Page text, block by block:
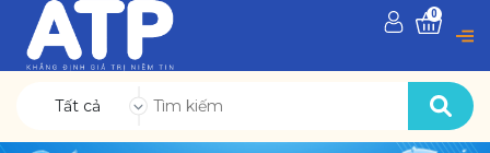
Tất cả
0